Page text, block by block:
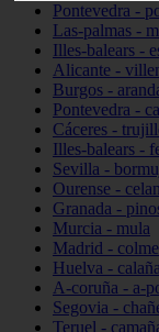
Pontevedra -
Las-palmas -
Illes-balears -
Alicante -
Burgos -
Pontevedra -
Cáceres -
Illes-balears -
Sevilla -
Ourense -
Granada -
Murcia - mula
Madrid -
Huelva -
A-coruña - a-
Segovia -
Teruel -